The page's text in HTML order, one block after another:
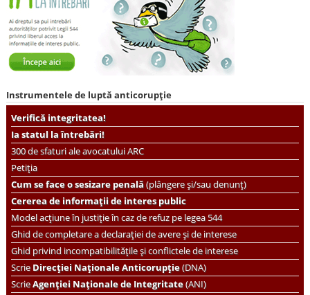
Instrumentele de luptă anticorupție
Verifică integritatea!
Ia statul la întrebări!
300 de sfaturi ale avocatului ARC
Petiția
Cum se face o sesizare penală(plângere și/sau denunț)
Cererea de informații de interes public
Model acțiune în justiție în caz de refuz pe legea 544
Ghid de completare a declarației de avere și de interese
Ghid privind incompatibilitățile și conflictele de interese
ScrieDirecției Naționale Anticorupție(DNA)
ScrieAgenției Naționale de Integritate(ANI)